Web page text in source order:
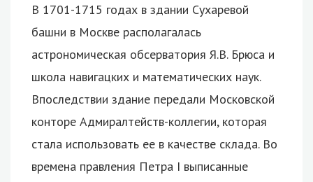
В 1701-1715 годах в здании Сухаревой
башни в Москве располагалась
астрономическая обсерватория Я.В. Брюса и
школа навигацких и математических наук.
Впоследствии здание передали Московской
конторе Адмиралтейств-коллегии, которая
стала использовать ее в качестве склада. Во
времена правления Петра I выписанные